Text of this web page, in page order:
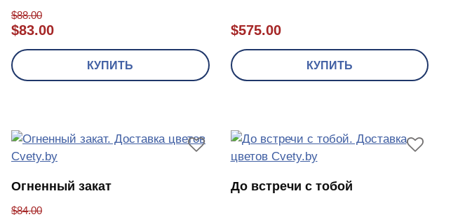
$88.00
$83.00
КУПИТЬ
$575.00
КУПИТЬ
Огненный закат
$84.00
До встречи с тобой